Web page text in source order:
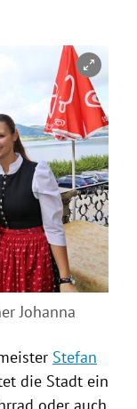
Johanna
Stefan
die Stadt ein
oder auch